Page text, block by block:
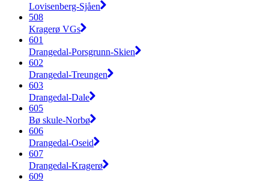
Lovisenberg-Sjåen
508
Kragerø VGs
601
Drangedal-Porsgrunn-Skien
602
Drangedal-Treungen
603
Drangedal-Dale
605
Bø skule-Norbø
606
Drangedal-Oseid
607
Drangedal-Kragerø
609